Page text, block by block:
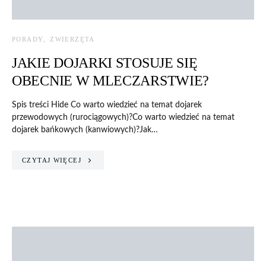
PORADY ZWIERZĘTA
JAKIE DOJARKI STOSUJE SIĘ
OBECNIE W MLECZARSTWIE?
Spis treści Hide Co warto wiedzieć na temat dojarek
przewodowych (rurociągowych)?Co warto wiedzieć na temat
dojarek bańkowych (kanwiowych)?Jak…
CZYTAJ WIĘCEJ